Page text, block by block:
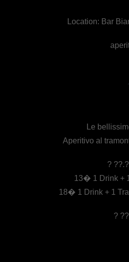
Location: Bar
Le
Aperitivo al
?
13� 1 Drink +
18� 1 Drink + 1
?